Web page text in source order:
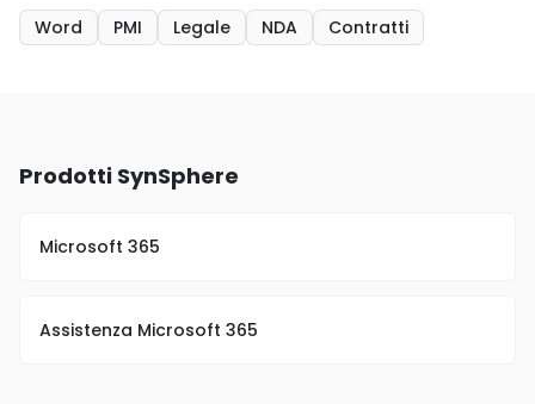
Word PMI Legale NDA Contratti
Prodotti SynSphere
Microsoft 365
Assistenza Microsoft 365